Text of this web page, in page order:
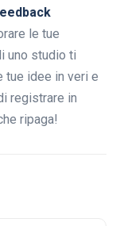
le tue
uno studio ti
tue idee in veri e
registrare in
ripaga!